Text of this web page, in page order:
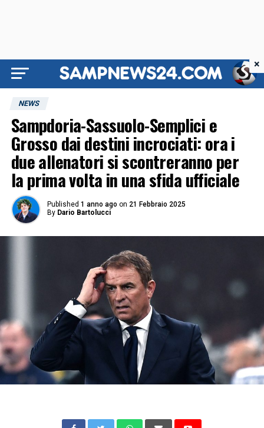
NEWS
Sampdoria-Sassuolo-Semplici e
Grosso dai destini incrociati: ora i
due allenatori si scontreranno per
la prima volta in una sfida ufficiale
Published 1 anno ago on 21 Febbraio 2025
By Dario Bartolucci
×